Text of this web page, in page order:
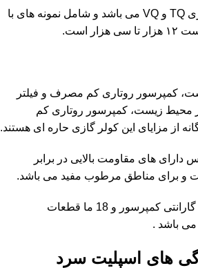
این اسپلیت دارای پنل سری TQ و VQ می باشد و شامل نمونه های با
است.
کمپرسور روتاری کم مصرف و فیلتر
محیط زیست، کمپرسور روتاری کم
دارای های مقاومت بالایی در برابر
و برای مناطق مرطوب مفید می باشد.
این محصول دارای 5سال گارانتی کمپرسور و 18 ما قطعات
باشد .
های اسپلیت سرد